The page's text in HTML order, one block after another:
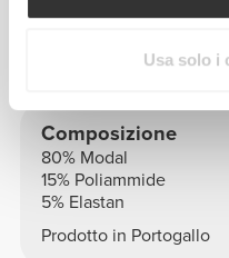
Usa solo i
Vedere tabella
Composizione
80% Modal
15% Poliammide
5% Elastan
Prodotto in Portogallo